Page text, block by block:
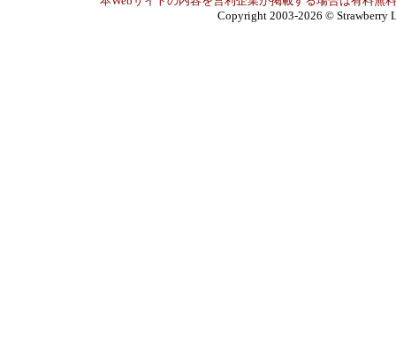
Copyright 2003-2026 © Strawberry